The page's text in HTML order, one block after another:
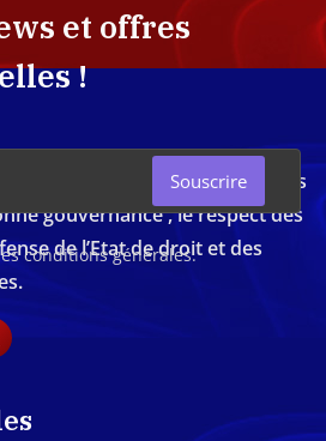
et offres
!
conditions générales.
Souscrire
résolument engagé dans
gouvernance , le respect des
de l’Etat de droit et des